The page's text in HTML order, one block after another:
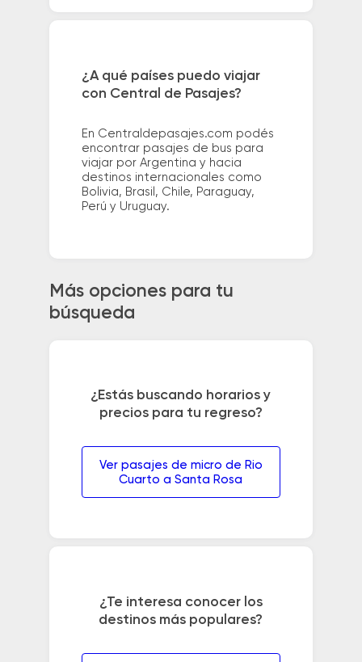
¿A qué países puedo viajar
con Central de Pasajes?
En Centraldepasajes.com podés
encontrar pasajes de bus para
viajar por Argentina y hacia
destinos internacionales como
Bolivia, Brasil, Chile, Paraguay,
Perú y Uruguay.
Más opciones para tu
búsqueda
¿Estás buscando horarios y
precios para tu regreso?
Ver pasajes de micro de Rio
Cuarto a Santa Rosa
¿Te interesa conocer los
destinos más populares?